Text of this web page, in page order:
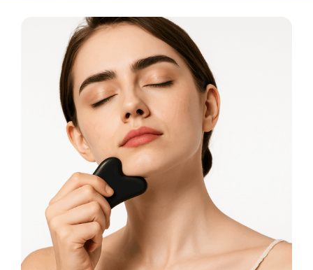
Metamatica Boutique
כלי תדר לריפוי, אסתטיקה ואיזון אנרגטי. המסע מהרוח
אל החומר מתחיל כאן.
לכניסה לבוטיק